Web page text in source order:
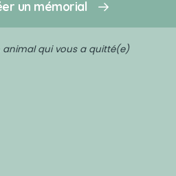
un mémorial
animal qui vous a quitté(e)